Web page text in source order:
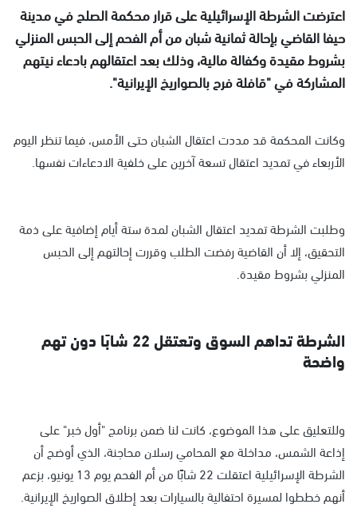
اعترضت الشرطة الإسرائيلية على قرار محكمة الصلح في مدينة
حيفا القاضي بإحالة ثمانية شبان من أم الفحم إلى الحبس المنزلي
بشروط مقيدة وكفالة مالية، وذلك بعد اعتقالهم بادعاء نيتهم
المشاركة في "قافلة فرح بالصواريخ الإيرانية".
وكانت المحكمة قد مددت اعتقال الشبان حتى الأمس، فيما تنظر اليوم
الأربعاء في تمديد اعتقال تسعة آخرين على خلفية الادعاءات نفسها.
وطلبت الشرطة تمديد اعتقال الشبان لمدة ستة أيام إضافية على ذمة
التحقيق، إلا أن القاضية رفضت الطلب وقررت إحالتهم إلى الحبس
المنزلي بشروط مقيدة.
الشرطة تداهم السوق وتعتقل 22 شابًا دون تهم
واضحة
وللتعليق على هذا الموضوع، كانت لنا ضمن برنامج "أول خبر" على
إذاعة الشمس، مداخلة مع المحامي رسلان محاجنة، الذي أوضح أن
الشرطة الإسرائيلية اعتقلت 22 شابًا من أم الفحم يوم 13 يونيو، بزعم
أنهم خططوا لمسيرة احتفالية بالسيارات بعد إطلاق الصواريخ الإيرانية.